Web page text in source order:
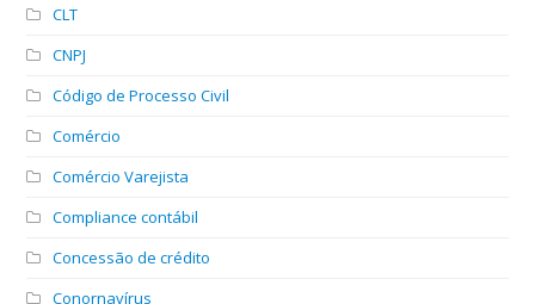
CLT
CNPJ
Código de Processo Civil
Comércio
Comércio Varejista
Compliance contábil
Concessão de crédito
Conornavírus